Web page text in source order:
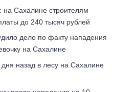
на Сахалине строителям
до 240 тысяч рублей
дело по факту нападения
на Сахалине
назад в лесу на Сахалине